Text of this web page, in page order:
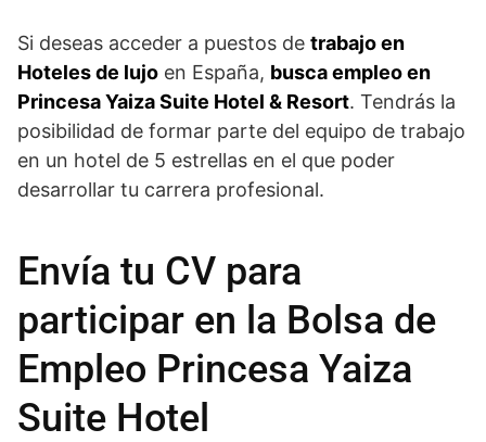
Si deseas acceder a puestos de trabajo en
Hoteles de lujo en España, busca empleo en
Princesa Yaiza Suite Hotel & Resort. Tendrás la
posibilidad de formar parte del equipo de trabajo
en un hotel de 5 estrellas en el que poder
desarrollar tu carrera profesional.
Envía tu CV para
participar en la Bolsa de
Empleo Princesa Yaiza
Suite Hotel